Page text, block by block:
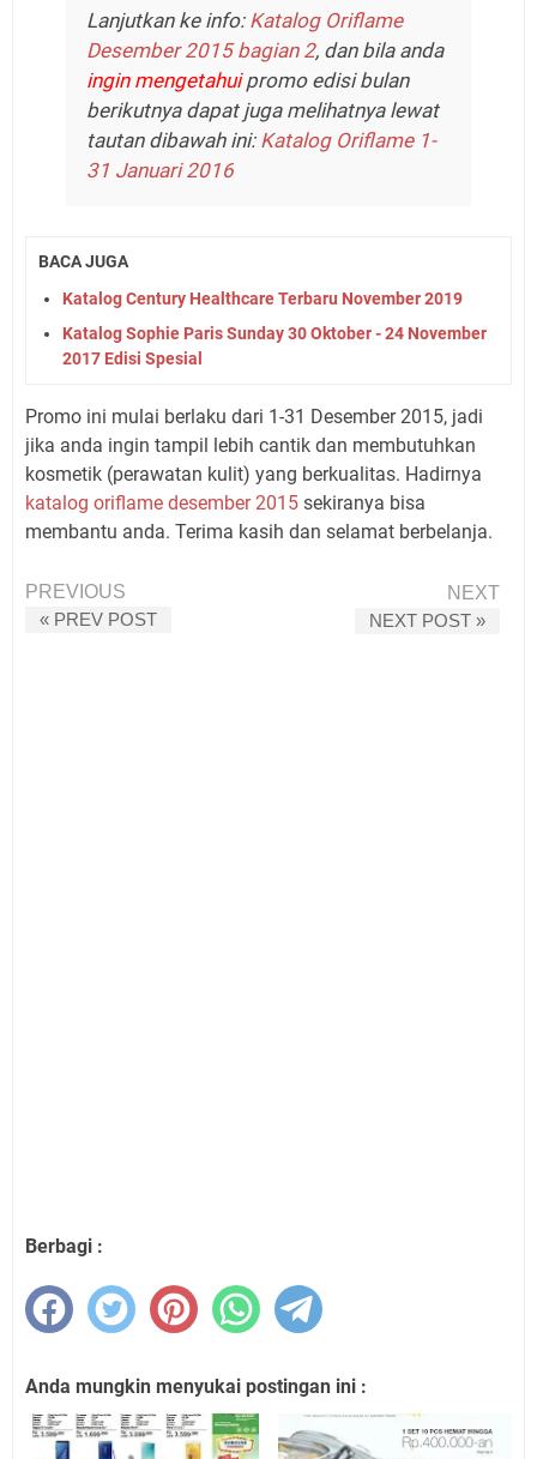
Lanjutkan ke info: Katalog Oriflame
Desember 2015 bagian 2, dan bila anda
ingin mengetahuipromo edisi bulan
berikutnya dapat juga melihatnya lewat
tautan dibawah ini: Katalog Oriflame 1-
31 Januari 2016
BACA JUGA
Katalog Century Healthcare Terbaru November 2019
Katalog Sophie Paris Sunday 30 Oktober - 24 November
2017 Edisi Spesial
Promo ini mulai berlaku dari 1-31 Desember 2015, jadi
jika anda ingin tampil lebih cantik dan membutuhkan
kosmetik (perawatan kulit) yang berkualitas. Hadirnya
katalog oriflame desember 2015 sekiranya bisa
membantu anda. Terima kasih dan selamat berbelanja.
PREVIOUS
« PREV POST
NEXT
NEXT POST »
Berbagi :
Anda mungkin menyukai postingan ini :